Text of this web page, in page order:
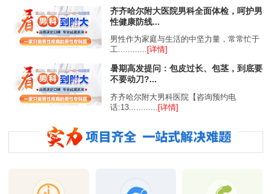
齐齐哈尔附大医院男科全面体检，呵护男
性健康防线...
男性作为家庭与生活的中坚力量，常常忙于
工............ [详情]
暑期高发提问：包皮过长、包茎，到底要
不要动刀?...
齐齐哈尔附大男科医院【咨询预约电
话:13............
[详情]